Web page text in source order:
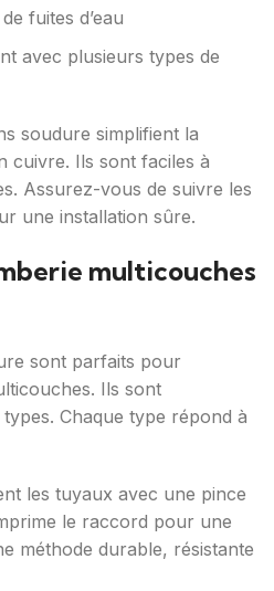
fuites d’eau
avec plusieurs types de
soudure simplifient la
cuivre. Ils sont faciles à
Assurez-vous de suivre les
une installation sûre.
multicouches
sont parfaits pour
Ils sont
Chaque type répond à
les tuyaux avec une pince
le raccord pour une
méthode durable, résistante